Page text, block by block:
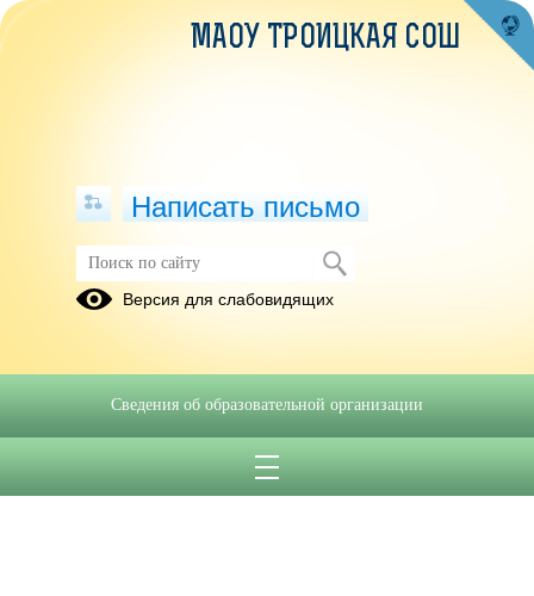
МАОУ ТРОИЦКАЯ СОШ
Написать письмо
Версия для слабовидящих
Сведения об образовательной организации